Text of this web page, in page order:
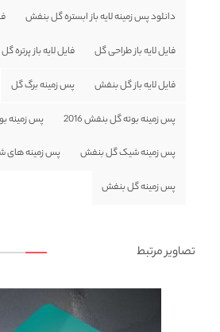
دانلود پس زمینه لایه باز ابستره گل بنفش
فایل لایه باز طراحی گل فایل لایه باز پرتره گل
فایل لایه باز گل بنفش پس زمینه برگ گل
پس زمینه بوته گل بنفش 2016 پس زمینه
پس زمینه شیک گل بنفش پس زمینه های شیک
پس زمینه گل بنفش
تصاویر مرتبط